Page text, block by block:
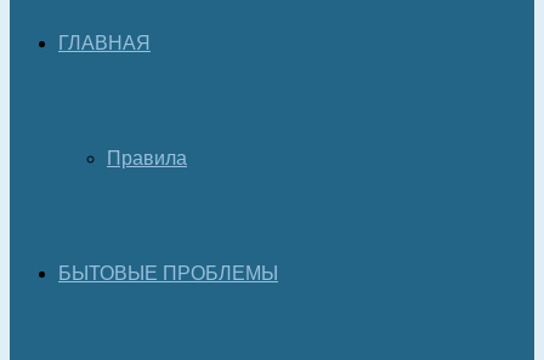
ГЛАВНАЯ
Правила
БЫТОВЫЕ ПРОБЛЕМЫ